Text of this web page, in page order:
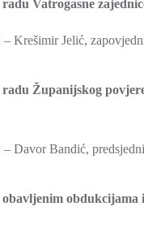
radu Vatrogasne
Krešimir Jelić,
radu Županijskog
Davor Bandić,
obavljenim